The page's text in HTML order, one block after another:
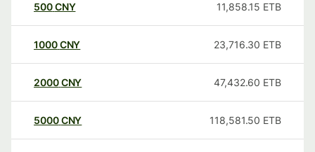
500CNY 11,858.15 ETB
1000CNY 23,716.30 ETB
2000CNY 47,432.60 ETB
5000CNY 118,581.50 ETB